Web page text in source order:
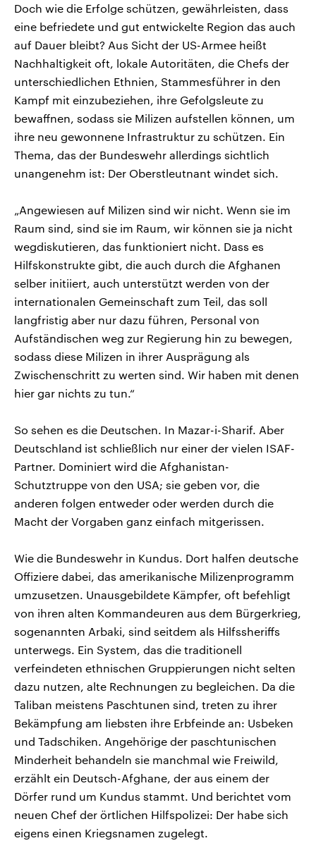
Doch wie die Erfolge schützen, gewährleisten, dass
eine befriedete und gut entwickelte Region das auch
auf Dauer bleibt? Aus Sicht der US-Armee heißt
Nachhaltigkeit oft, lokale Autoritäten, die Chefs der
unterschiedlichen Ethnien, Stammesführer in den
Kampf mit einzubeziehen, ihre Gefolgsleute zu
bewaffnen, sodass sie Milizen aufstellen können, um
ihre neu gewonnene Infrastruktur zu schützen. Ein
Thema, das der Bundeswehr allerdings sichtlich
unangenehm ist: Der Oberstleutnant windet sich.
„Angewiesen auf Milizen sind wir nicht. Wenn sie im
Raum sind, sind sie im Raum, wir können sie ja nicht
wegdiskutieren, das funktioniert nicht. Dass es
Hilfskonstrukte gibt, die auch durch die Afghanen
selber initiiert, auch unterstützt werden von der
internationalen Gemeinschaft zum Teil, das soll
langfristig aber nur dazu führen, Personal von
Aufständischen weg zur Regierung hin zu bewegen,
sodass diese Milizen in ihrer Ausprägung als
Zwischenschritt zu werten sind. Wir haben mit denen
hier gar nichts zu tun.“
So sehen es die Deutschen. In Mazar-i-Sharif. Aber
Deutschland ist schließlich nur einer der vielen ISAF-
Partner. Dominiert wird die Afghanistan-
Schutztruppe von den USA; sie geben vor, die
anderen folgen entweder oder werden durch die
Macht der Vorgaben ganz einfach mitgerissen.
Wie die Bundeswehr in Kundus. Dort halfen deutsche
Offiziere dabei, das amerikanische Milizenprogramm
umzusetzen. Unausgebildete Kämpfer, oft befehligt
von ihren alten Kommandeuren aus dem Bürgerkrieg,
sogenannten Arbaki, sind seitdem als Hilfssheriffs
unterwegs. Ein System, das die traditionell
verfeindeten ethnischen Gruppierungen nicht selten
dazu nutzen, alte Rechnungen zu begleichen. Da die
Taliban meistens Paschtunen sind, treten zu ihrer
Bekämpfung am liebsten ihre Erbfeinde an: Usbeken
und Tadschiken. Angehörige der paschtunischen
Minderheit behandeln sie manchmal wie Freiwild,
erzählt ein Deutsch-Afghane, der aus einem der
Dörfer rund um Kundus stammt. Und berichtet vom
neuen Chef der örtlichen Hilfspolizei: Der habe sich
eigens einen Kriegsnamen zugelegt.